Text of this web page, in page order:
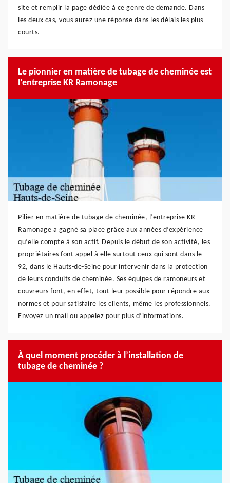
site et remplir la page dédiée à ce genre de demande. Dans
les deux cas, vous aurez une réponse dans les délais les plus
courts.
Le pionnier en matière de tubage de cheminée est
l’entreprise KR Ramonage
Pilier en matière de tubage de cheminée, l’entreprise KR
Ramonage a gagné sa place grâce aux années d’expérience
qu’elle compte à son actif. Depuis le début de son activité, les
propriétaires font appel à elle surtout ceux qui sont dans le
92, dans le Hauts-de-Seine pour intervenir dans la protection
de leurs conduits de cheminée. Ses équipes de ramoneurs et
couvreurs font, en effet, tout leur possible pour répondre aux
normes et pour satisfaire les clients, même les professionnels.
Envoyez un mail ou appelez pour plus d’informations.
À quel moment procéder à l’installation de
tubage de cheminée ?